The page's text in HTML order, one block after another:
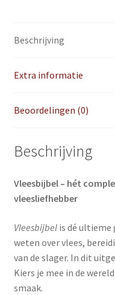
Beschrijving
Extra informatie
Beoordelingen (0)
Beschrijving
Vleesbijbel – hét
vleesliefhebber
Vleesbijbelis dé ultieme
weten over vlees,
van de slager. In dit
Kiers je mee in de
smaak.